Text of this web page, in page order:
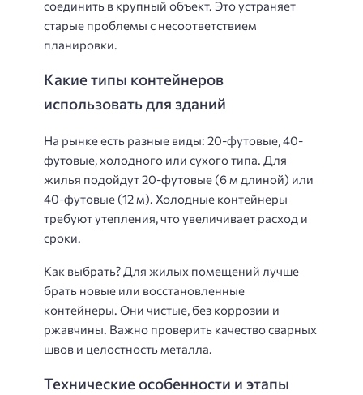
соединить в крупный объект. Это устраняет
старые проблемы с несоответствием
планировки.
Какие типы контейнеров
использовать для зданий
На рынке есть разные виды: 20-футовые, 40-
футовые, холодного или сухого типа. Для
жилья подойдут 20-футовые (6 м длиной) или
40-футовые (12 м). Холодные контейнеры
требуют утепления, что увеличивает расход и
сроки.
Как выбрать? Для жилых помещений лучше
брать новые или восстановленные
контейнеры. Они чистые, без коррозии и
ржавчины. Важно проверить качество сварных
швов и целостность металла.
Технические особенности и этапы